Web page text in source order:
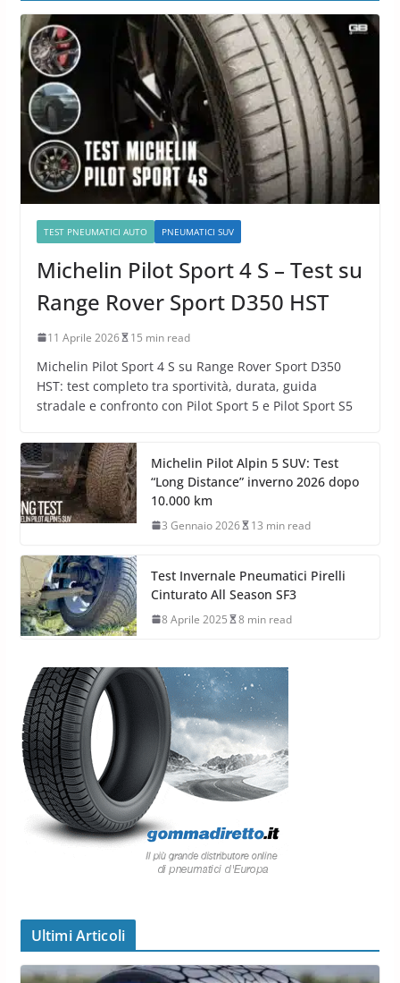
TEST PNEUMATICI AUTO PNEUMATICI SUV
Michelin Pilot Sport 4 S – Test su
Range Rover Sport D350 HST
11 Aprile 2026 15 min read
Michelin Pilot Sport 4 S su Range Rover Sport D350
HST: test completo tra sportività, durata, guida
stradale e confronto con Pilot Sport 5 e Pilot Sport S5
Michelin Pilot Alpin 5 SUV: Test
“Long Distance” inverno 2026 dopo
10.000 km
3 Gennaio 2026 13 min read
Test Invernale Pneumatici Pirelli
Cinturato All Season SF3
8 Aprile 2025 8 min read
Ultimi Articoli